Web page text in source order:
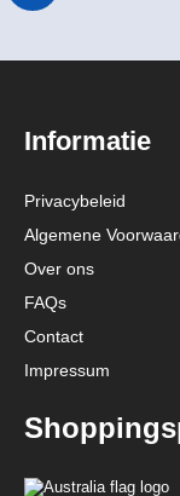
Informatie
Privacybeleid
Algemene
Over ons
FAQs
Contact
Impressum